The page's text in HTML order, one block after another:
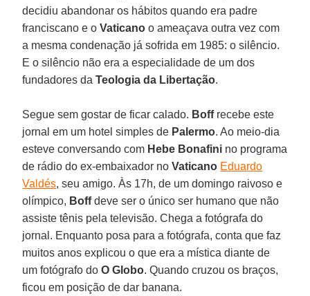
decidiu abandonar os hábitos quando era padre
franciscano e oVaticano o ameaçava outra vez com
a mesma condenação já sofrida em 1985: o silêncio.
E o silêncio não era a especialidade de um dos
fundadores daTeologia da Libertação.
Segue sem gostar de ficar calado. Boffrecebe este
jornal em um hotel simples de Palermo. Ao meio-dia
esteve conversando com Hebe Bonafini no programa
de rádio do ex-embaixador noVaticano Eduardo
Valdés, seu amigo. Às 17h, de um domingo raivoso e
olímpico, Boffdeve ser o único ser humano que não
assiste tênis pela televisão. Chega a fotógrafa do
jornal. Enquanto posa para a fotógrafa, conta que faz
muitos anos explicou o que era a mística diante de
um fotógrafo doO Globo. Quando cruzou os braços,
ficou em posição de dar banana.